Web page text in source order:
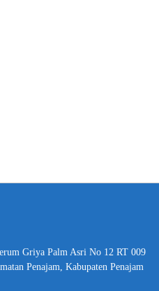
Griya Palm Asri No 12 RT 009
Penajam, Kabupaten Penajam